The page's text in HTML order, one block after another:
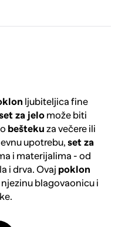
ljubiteljica fine
za jelomože biti
bešteku za večere ili
upotrebu, set za
i materijalima - od
i drva. Ovaj poklon
blagovaonicu i